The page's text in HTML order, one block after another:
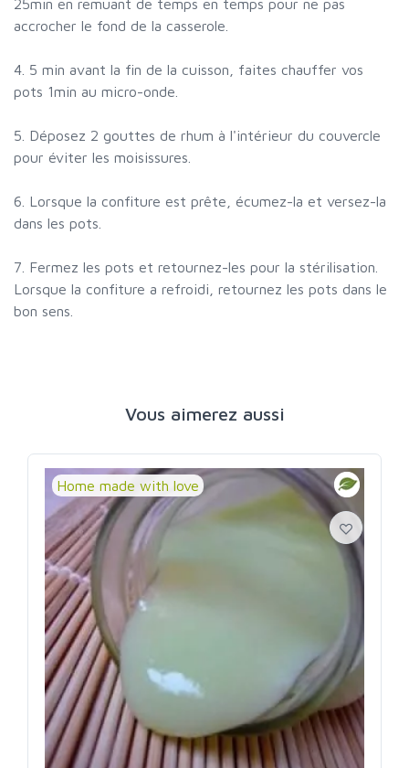
25min en remuant de temps en temps pour ne pas
accrocher le fond de la casserole.
4. 5 min avant la fin de la cuisson, faites chauffer vos
pots 1min au micro-onde.
5. Déposez 2 gouttes de rhum à l'intérieur du couvercle
pour éviter les moisissures.
6. Lorsque la confiture est prête, écumez-la et versez-la
dans les pots.
7. Fermez les pots et retournez-les pour la stérilisation.
Lorsque la confiture a refroidi, retournez les pots dans le
bon sens.
Vous aimerez aussi
Home made with love